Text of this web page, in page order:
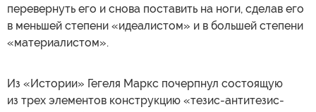
перевернуть его и снова поставить на ноги, сделав его
в меньшей степени «идеалистом» и в большей степени
«материалистом».
Из «Истории» Гегеля Маркс почерпнул состоящую
из трех элементов конструкцию «тезис-антитезис-